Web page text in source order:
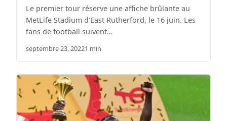
Le premier tour réserve une affiche brûlante au
MetLife Stadium d’East Rutherford, le 16 juin. Les
fans de football suivent…
septembre 23, 20221 min